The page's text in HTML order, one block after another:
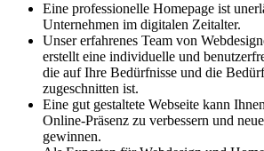
Eine professionelle Homepage ist
Unternehmen im digitalen Zeitalter.
Unser erfahrenes Team von
erstellt eine individuelle und
die auf Ihre Bedürfnisse und die
zugeschnitten ist.
Eine gut gestaltete Webseite kann
Online-Präsenz zu verbessern und
gewinnen.